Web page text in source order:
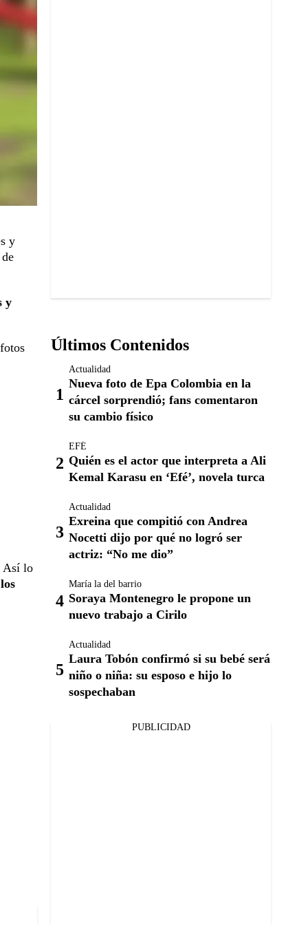
y
y
Así lo
Últimos Contenidos
Actualidad
Nueva foto de Epa Colombia en la
cárcel sorprendió; fans comentaron
su cambio físico
EFÉ
Quién es el actor que interpreta a Ali
Kemal Karasu en ‘Efé’, novela turca
Actualidad
Exreina que compitió con Andrea
Nocetti dijo por qué no logró ser
actriz: “No me dio”
María la del barrio
Soraya Montenegro le propone un
nuevo trabajo a Cirilo
Actualidad
Laura Tobón confirmó si su bebé será
niño o niña: su esposo e hijo lo
sospechaban
PUBLICIDAD